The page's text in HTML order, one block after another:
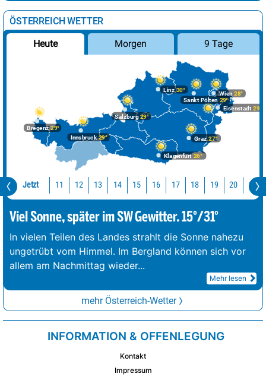
ÖSTERREICH WETTER
Heute Morgen 9 Tage
Bregenz29°
Graz27°
Innsbruck29°
Klagenfurt 26°
Linz30°
Salzburg29°
Wien 28°
Eisenstadt 29°
Sankt Pölten 29°
Jetzt 11 12 13 14 15 16 17 18 19 20 21
Viel Sonne, später im SW Gewitter. 15°/31°
In vielen Teilen des Landes strahlt die Sonne nahezu
ungetrübt vom Himmel. Im Bergland können sich vor
allem am Nachmittag wieder...
Mehr lesen
mehr Österreich-Wetter
INFORMATION & OFFENLEGUNG
Kontakt
Impressum